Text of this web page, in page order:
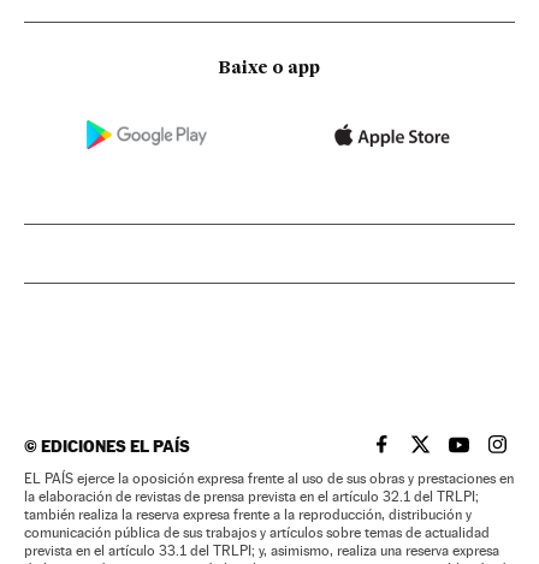
Baixe o app
©EDICIONES EL PAÍS EL PAÍS BRASIL EN
EL PAÍSEL PAÍS
EL
EL PAÍS ejerce la oposición expresa frente al uso de sus obras y prestaciones en
la elaboración de revistas de prensa prevista en el artículo 32.1 del TRLPI;
también realiza la reserva expresa frente a la reproducción, distribución y
comunicación pública de sus trabajos y artículos sobre temas de actualidad
prevista en el artículo 33.1 del TRLPI; y, asimismo, realiza una reserva expresa